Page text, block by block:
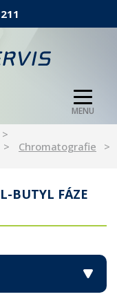
MENU
Chromatografie
BUTYL FÁZE